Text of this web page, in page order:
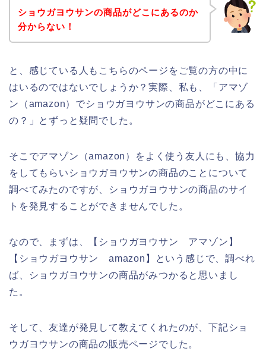
ショウガヨウサンの商品がどこにあるのか
分からない！
と、感じている人もこちらのページをご覧の方の中に
はいるのではないでしょうか？実際、私も、「アマゾ
ン（amazon）でショウガヨウサンの商品がどこにある
の？」とずっと疑問でした。
そこでアマゾン（amazon）をよく使う友人にも、協力
をしてもらいショウガヨウサンの商品のことについて
調べてみたのですが、ショウガヨウサンの商品のサイ
トを発見することができませんでした。
なので、まずは、【ショウガヨウサン アマゾン】
【ショウガヨウサン amazon】という感じで、調べれ
ば、ショウガヨウサンの商品がみつかると思いまし
た。
そして、友達が発見して教えてくれたのが、下記ショ
ウガヨウサンの商品の販売ページでした。